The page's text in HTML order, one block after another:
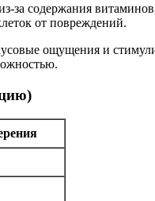
за содержания
от повреждений.
ощущения и